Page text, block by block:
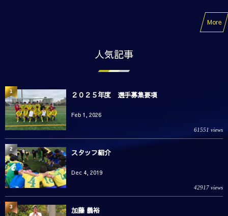
More
人気記事
２０２５年度 選手募集要項
Feb 1, 2026
61551 views
1
スタッフ紹介
Dec 4, 2019
42917 views
2
加藤 義裕
3